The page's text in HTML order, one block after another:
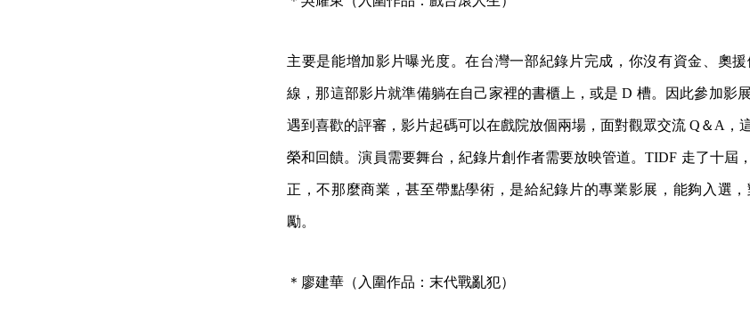
主要是能增加影片曝光度。在台灣一部紀錄片完成，你沒有資金、奧
線，那這部影片就準備躺在自己家裡的書櫃上，或是 D 槽。因此參加影
遇到喜歡的評審，影片起碼可以在戲院放個兩場，面對觀眾交流 Q＆A，
榮和回饋。演員需要舞台，紀錄片創作者需要放映管道。TIDF 走了十屆
正，不那麼商業，甚至帶點學術，是給紀錄片的專業影展，能夠入選
勵。
＊廖建華（入圍作品：末代戰亂犯）